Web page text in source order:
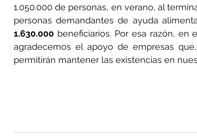
1.050.000 de personas, en verano, al
1.630.000 beneficiarios. Por esa razón,
agradecemos el apoyo de empresas
permitirán mantener las existencias en